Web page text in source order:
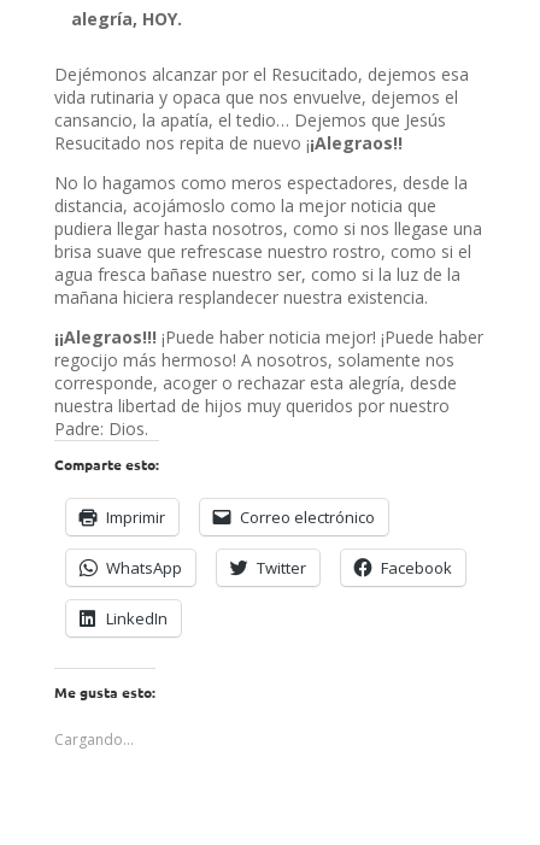
alegría, HOY.
Dejémonos alcanzar por el Resucitado, dejemos esa
vida rutinaria y opaca que nos envuelve, dejemos el
cansancio, la apatía, el tedio… Dejemos que Jesús
Resucitado nos repita de nuevo ¡¡Alegraos!!
No lo hagamos como meros espectadores, desde la
distancia, acojámoslo como la mejor noticia que
pudiera llegar hasta nosotros, como si nos llegase una
brisa suave que refrescase nuestro rostro, como si el
agua fresca bañase nuestro ser, como si la luz de la
mañana hiciera resplandecer nuestra existencia.
¡¡Alegraos!!! ¡Puede haber noticia mejor! ¡Puede haber
regocijo más hermoso! A nosotros, solamente nos
corresponde, acoger o rechazar esta alegría, desde
nuestra libertad de hijos muy queridos por nuestro
Padre: Dios.
Comparte esto:
Imprimir Correo electrónico
WhatsApp Twitter Facebook
LinkedIn
Me gusta esto:
Cargando...